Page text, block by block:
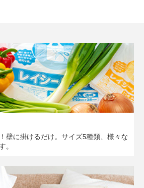
壁に掛けるだけ。サイズ5種類、様々な
。